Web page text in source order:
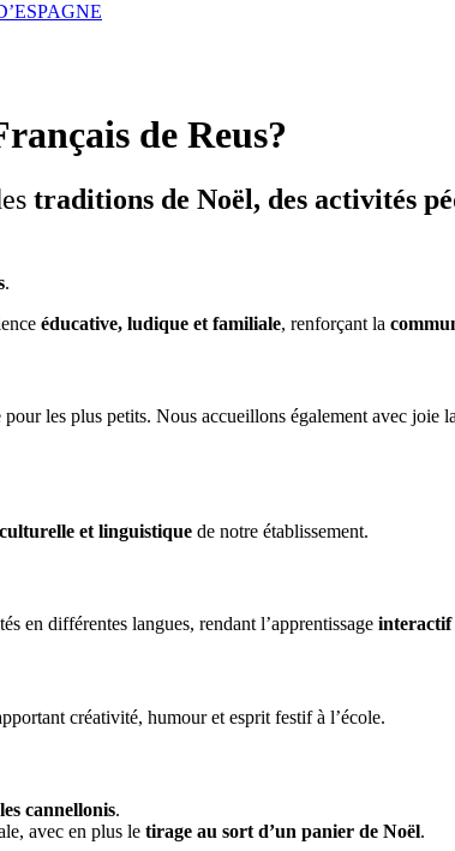
de Reus?
traditions de Noël, des activités
.
éducative, ludique et familiale, renforçant la
les plus petits. Nous accueillons également avec joie
et linguistique de notre établissement.
en différentes langues, rendant l’apprentissage interactif
créativité, humour et esprit festif à l’école.
cannellonis.
avec en plus le tirage au sort d’un panier de Noël.